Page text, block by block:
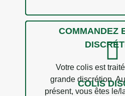
COLIS
COMMANDEZ
Votre colis est
grande discrétion.
présent, vous êtes le/